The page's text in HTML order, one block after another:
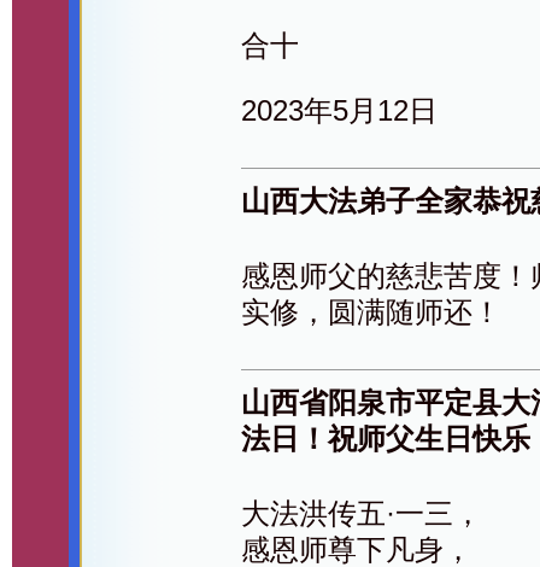
合十
2023年5月12日
山西大法弟子全家恭
感恩师父的慈悲苦度
实修，圆满随师还！
山西省阳泉市平定县
法日！祝师父生日快乐
大法洪传五·一三，
感恩师尊下凡身，